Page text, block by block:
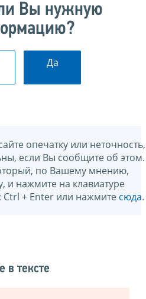
Вы нужную
Да
опечатку или неточность,
если Вы сообщите об этом.
по Вашему мнению,
и нажмите на клавиатуре
+ Enter или нажмите сюда.
в тексте